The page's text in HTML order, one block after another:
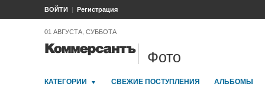
ВОЙТИ Регистрация
01 АВГУСТА, СУББОТА
Фото
КАТЕГОРИИ СВЕЖИЕ ПОСТУПЛЕНИЯ АЛЬБОМЫ